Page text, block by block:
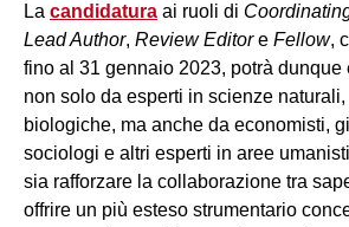
La candidatura ai ruoli di
Lead Author, Review Editore Fellow,
fino al 31 gennaio 2023, potrà dunque
non solo da esperti in scienze
biologiche, ma anche da economisti,
sociologi e altri esperti in aree
sia rafforzare la collaborazione tra
offrire un più esteso strumentario